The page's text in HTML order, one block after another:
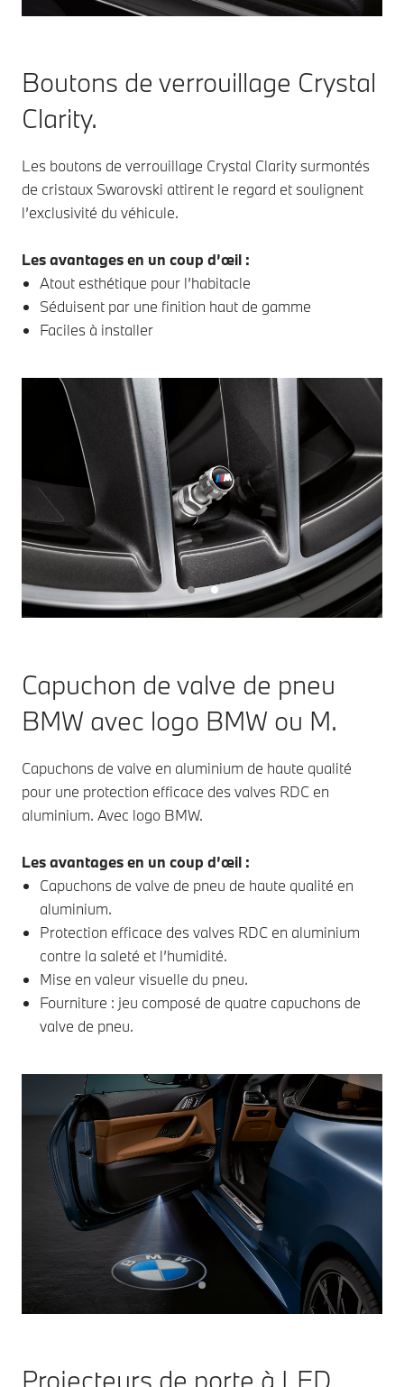
Boutons de verrouillage Crystal
Clarity.
Les boutons de verrouillage Crystal Clarity surmontés
de cristaux Swarovski attirent le regard et soulignent
l’exclusivité du véhicule.
Les avantages en un coup d’œil :
Atout esthétique pour l’habitacle
Séduisent par une finition haut de gamme
Faciles à installer
Capuchon de valve de pneu
BMW avec logo BMW ou M.
Capuchons de valve en aluminium de haute qualité
pour une protection efficace des valves RDC en
aluminium. Avec logo BMW.
Les avantages en un coup d’œil :
Capuchons de valve de pneu de haute qualité en
aluminium.
Protection efficace des valves RDC en aluminium
contre la saleté et l’humidité.
Mise en valeur visuelle du pneu.
Fourniture : jeu composé de quatre capuchons de
valve de pneu.
Projecteurs de porte à LED